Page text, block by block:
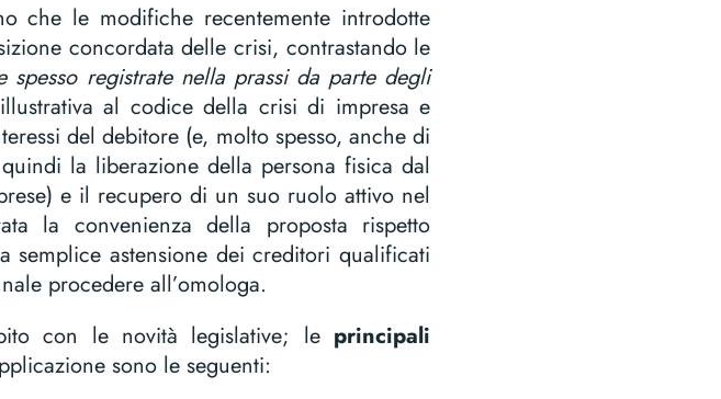
che le modifiche recentemente introdotte
concordata delle crisi, contrastando le
spesso registrate nella prassi da parte degli
al codice della crisi di impresa e
del debitore (e, molto spesso, anche di
la liberazione della persona fisica dal
e il recupero di un suo ruolo attivo nel
la convenienza della proposta rispetto
semplice astensione dei creditori qualificati
procedere all’omologa.
con le novità legislative; le principali
sono le seguenti: